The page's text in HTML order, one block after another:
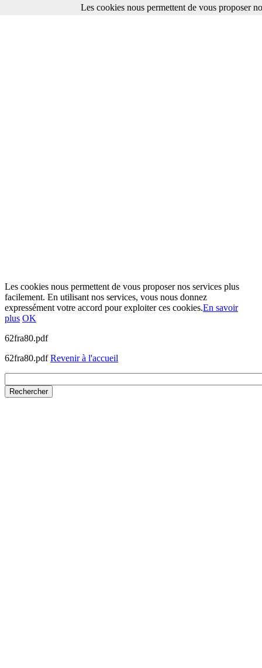
Les cookies nous permettent de vous proposer nos services plus
facilement. En utilisant nos services, vous nous donnez
expressément votre accord pour exploiter ces cookies.En savoir
plus OK
62fra80.pdf
62fra80.pdfRevenir à l'accueil
Les cookies nous permettent de vous proposer